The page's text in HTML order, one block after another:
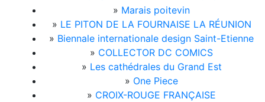
» Marais poitevin
» LE PITON DE LA FOURNAISE LA RÉUNION
» Biennale internationale design Saint-Etienne
» COLLECTOR DC COMICS
» Les cathédrales du Grand Est
» One Piece
» CROIX-ROUGE FRANÇAISE